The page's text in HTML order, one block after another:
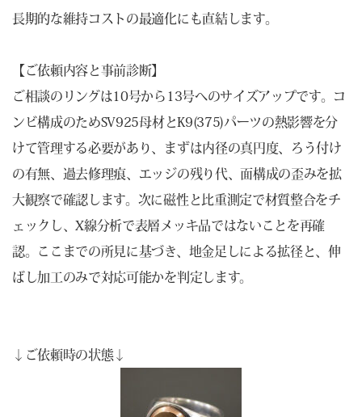
長期的な維持コストの最適化にも直結します。
【ご依頼内容と事前診断】
ご相談のリングは10号から13号へのサイズアップです。コ
ンビ構成のためSV925母材とK9(375)パーツの熱影響を分
けて管理する必要があり、まずは内径の真円度、ろう付け
の有無、過去修理痕、エッジの残り代、面構成の歪みを拡
大観察で確認します。次に磁性と比重測定で材質整合をチ
ェックし、X線分析で表層メッキ品ではないことを再確
認。ここまでの所見に基づき、地金足しによる拡径と、伸
ばし加工のみで対応可能かを判定します。
↓ご依頼時の状態↓